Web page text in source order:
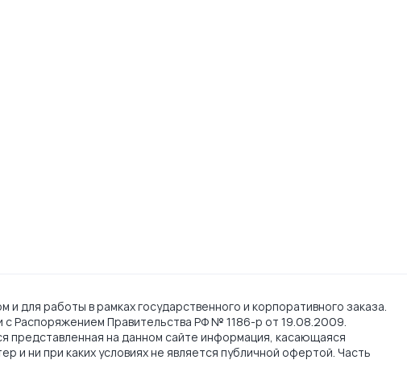
для работы в рамках государственного и корпоративного заказа.
Распоряжением Правительства РФ № 1186-р от 19.08.2009.
представленная на данном сайте информация, касающаяся
и ни при каких условиях не является публичной офертой. Часть